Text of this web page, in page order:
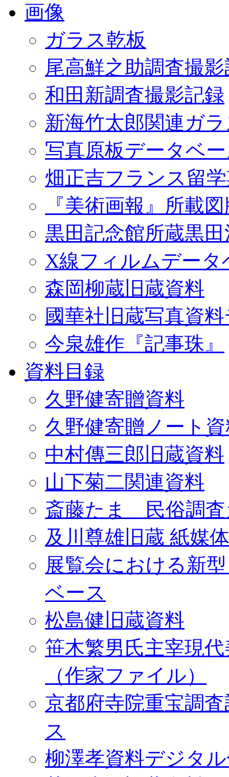
画像
ガラス乾板
尾高鮮之助調査撮
和田新調査撮影記録
新海竹太郎関連ガ
写真原板データベ
畑正吉フランス留
『美術画報』所載
黒田記念館所蔵黒
X線フィルムデータ
森岡柳蔵旧蔵資料
國華社旧蔵写真資
今泉雄作『記事珠』
資料目録
久野健寄贈資料
久野健寄贈ノート
中村傳三郎旧蔵資料
山下菊二関連資料
斎藤たま 民俗調査
及川尊雄旧蔵 紙媒
展覧会における新
ベース
松島健旧蔵資料
笹木繁男氏主宰現
（作家ファイル）
京都府寺院重宝調
ス
柳澤孝資料デジタ